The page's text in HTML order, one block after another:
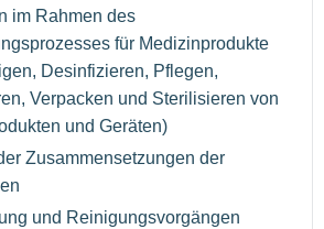
im Rahmen des
für Medizinprodukte
Desinfizieren, Pflegen,
Verpacken und Sterilisieren von
und Geräten)
Zusammensetzungen der
und Reinigungsvorgängen